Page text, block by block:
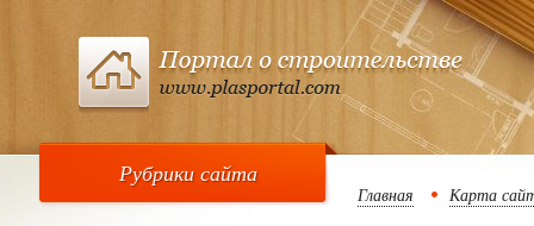
Рубрики сайта
Главная Карта